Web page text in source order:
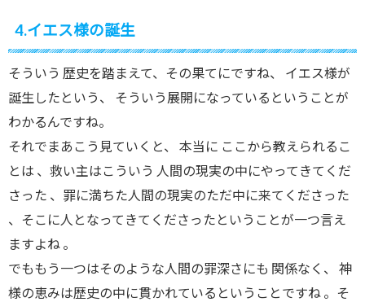
4.イエス様の誕生
そういう 歴史を踏まえて、その果てにですね、 イエス様が
誕生したという、 そういう展開になっているということが
わかるんですね。
それでまあこう見ていくと、 本当に ここから教えられるこ
とは 、救い主はこういう 人間の現実の中にやってきてくだ
さった 、罪に満ちた人間の現実のただ中に来てくださった
、そこに人となってきてくださったということが一つ言え
ますよね 。
でももう一つはそのような人間の罪深さにも 関係なく、 神
様の恵みは歴史の中に貫かれているということですね 。そ